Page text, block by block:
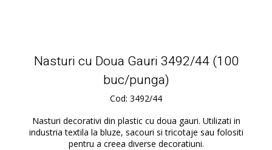
Nasturi cu Doua Gauri 3492/44 (100
buc/punga)
Cod: 3492/44
Nasturi decorativi din plastic cu doua gauri. Utilizati in
industria textila la bluze, sacouri si tricotaje sau folositi
pentru a creea diverse decoratiuni.